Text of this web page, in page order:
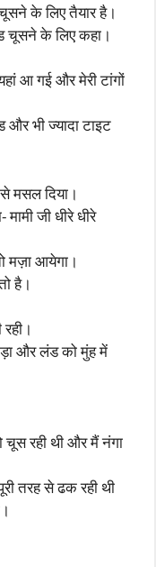
के लिए तैयार है।
चूसने के लिए कहा।
आ गई और मेरी टांगों
भी ज्यादा टाइट
मसल दिया।
जी धीरे धीरे
मज़ा आयेगा।
है।
और लंड को मुंह में
चूस रही थी और मैं नंगा
तरह से ढक रही थी